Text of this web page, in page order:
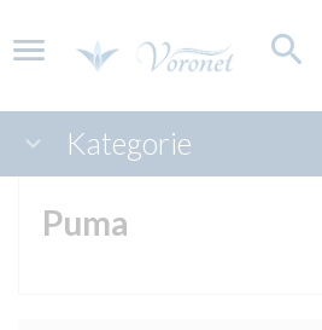
Kategorie
Puma